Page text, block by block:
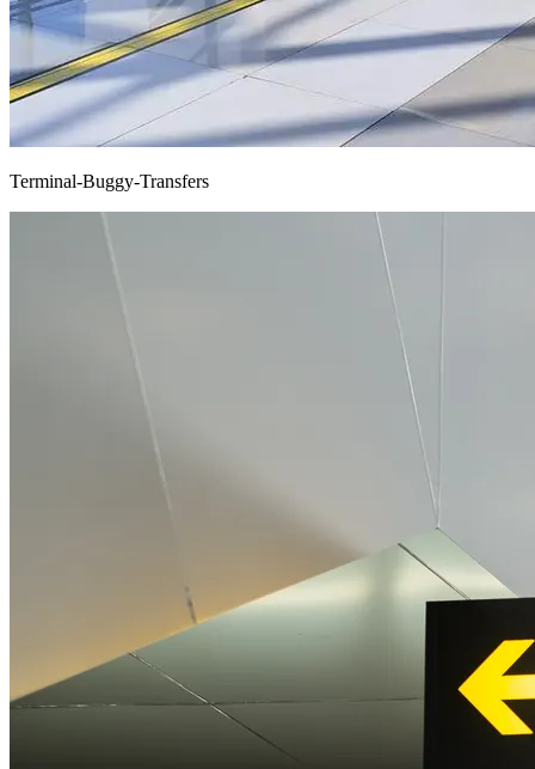
Terminal-Buggy-Transfers